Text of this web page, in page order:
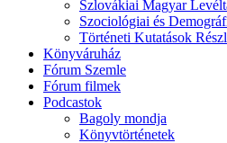
Szlovákiai Magyar
Szociológiai és
Történeti Kutatások
Könyváruház
Fórum Szemle
Fórum filmek
Podcastok
Bagoly mondja
Könyvtörténetek